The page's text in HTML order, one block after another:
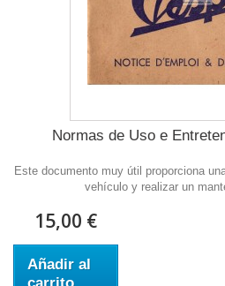
Normas de Uso e
Este documento muy útil proporciona
vehículo y realizar un
15,00 €
Añadir al